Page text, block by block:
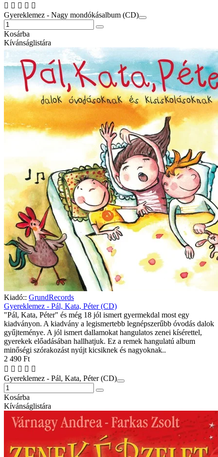
Gyereklemez - Nagy mondókásalbum (CD)
Kosárba
Kívánságlistára
Kiadó:: GrundRecords
Gyereklemez - Pál, Kata, Péter (CD)
"Pál, Kata, Péter" és még 18 jól ismert gyermekdal most egy
kiadványon. A kiadvány a legismertebb legnépszerűbb óvodás dalok
gyűjteménye. A jól ismert dallamokat hangulatos zenei kísérettel,
gyerekek előadásában hallhatjuk. Ez a remek hangulatú album
minőségi szórakozást nyújt kicsiknek és nagyoknak..
2 490 Ft
Gyereklemez - Pál, Kata, Péter (CD)
Kosárba
Kívánságlistára